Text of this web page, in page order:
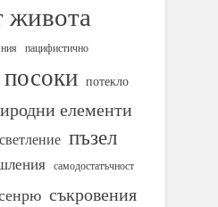
живота
пацифистично
посоки потекло
елементи
пъзел
самодостатъчност
съкровения